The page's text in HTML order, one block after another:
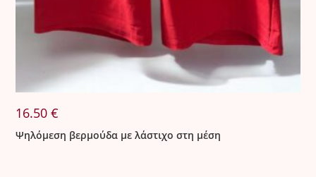
16.50€
Ψηλόμεση βερμούδα με λάστιχο στη μέση